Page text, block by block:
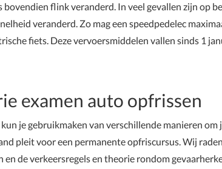
bovendien flink veranderd. In veel gevallen zijn op
veranderd. Zo mag een speedpedelec
fiets. Deze vervoersmiddelen vallen sinds 1
examen auto opfrissen
je gebruikmaken van verschillende manieren om
pleit voor een permanente opfriscursus. Wij
en de verkeersregels en theorie rondom